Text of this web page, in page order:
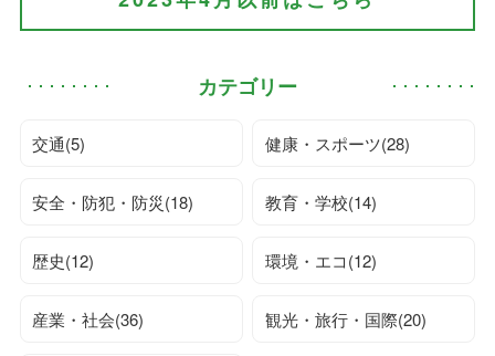
カテゴリー
交通(5) 健康・スポーツ(28)
安全・防犯・防災(18) 教育・学校(14)
歴史(12) 環境・エコ(12)
産業・社会(36) 観光・旅行・国際(20)